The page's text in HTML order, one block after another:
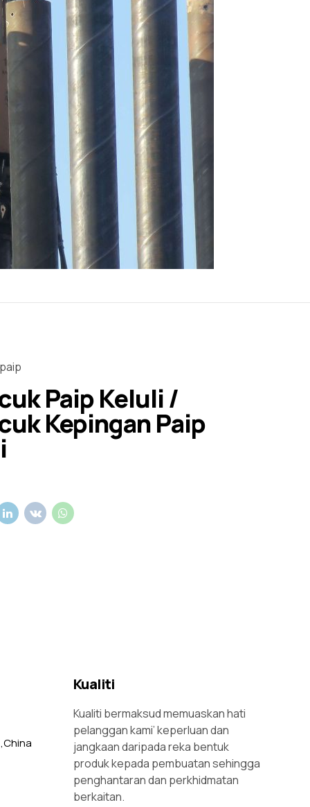
Paip Keluli /
Kepingan Paip
Kualiti
Kualiti bermaksud memuaskan hati
pelanggan kami’ keperluan dan
jangkaan daripada reka bentuk
produk kepada pembuatan sehingga
penghantaran dan perkhidmatan
berkaitan.